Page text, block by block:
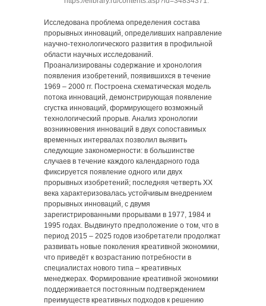
Исследована проблема определения состава
прорывных инноваций, определивших направление
научно-технологического развития в профильной
области научных исследований.
Проанализированы содержание и хронология
появления изобретений, появившихся в течение
1969 ‒ 2000 гг. Построена схематическая модель
потока инноваций, демонстрирующая появление
сгустка инноваций, формирующего возможный
технологический прорыв. Анализ хронологии
возникновения инноваций в двух сопоставимых
временных интервалах позволил выявить
следующие закономерности: в большинстве
случаев в течение каждого календарного года
фиксируется появление одного или двух
прорывных изобретений; последняя четверть XX
века характеризовалась устойчивым внедрением
прорывных инноваций, с двумя
зарегистрированными прорывами в 1977, 1984 и
1995 годах. Выдвинуто предположение о том, что в
период 2015 ‒ 2025 годов изобретатели продолжат
развивать новые поколения креативной экономики,
что приведёт к возрастанию потребности в
специалистах нового типа ‒ креативных
менеджерах. Формирование креативной экономики
поддерживается постоянным подтверждением
преимуществ креативных подходов к решению